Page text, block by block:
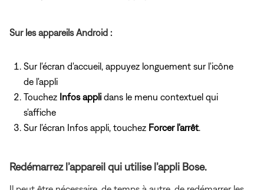
Sur les appareils Android :
Sur l'écran d'accueil, appuyez longuement sur l'icône
de l'appli
Touchez Infos applidans le menu contextuel qui
s'affiche
Sur l'écran Infos appli, touchez Forcer l'arrêt.
Redémarrez l’appareil qui utilise l’appli Bose.